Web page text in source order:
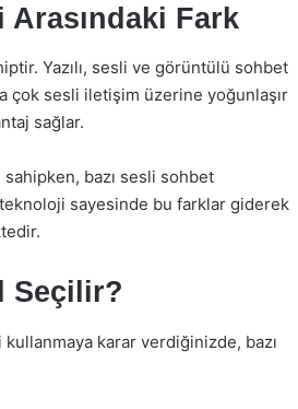
Fark
Yazılı, sesli ve görüntülü sohbet
çok sesli iletişim üzerine yoğunlaşır
sağlar.
bazı sesli sohbet
teknoloji sayesinde bu farklar giderek
Seçilir?
karar verdiğinizde, bazı